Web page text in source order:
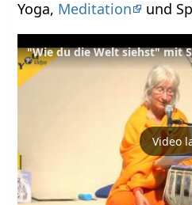
Yoga, Meditation und
"Wie du die Welt siehst" mit
Video